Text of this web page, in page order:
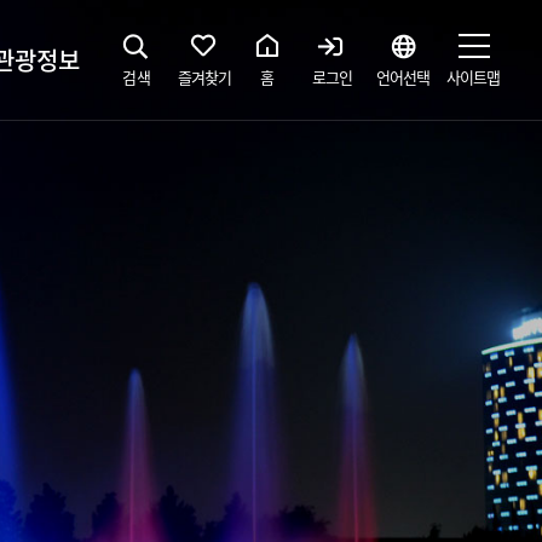
광정보 검색 즐겨찾기 홈 로그인 언어선택 사이트맵